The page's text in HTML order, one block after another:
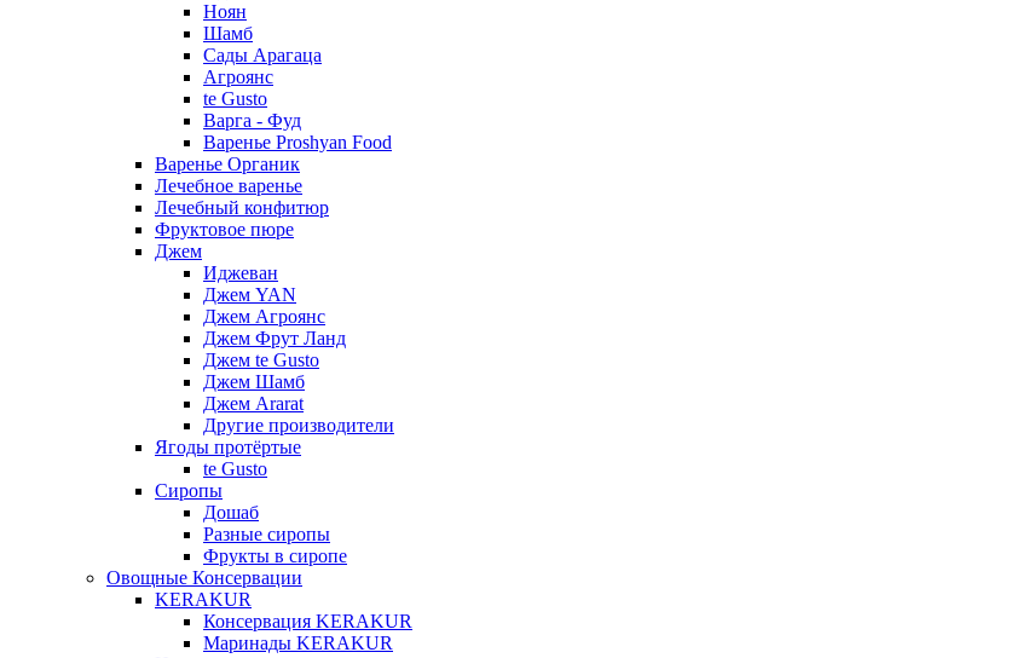
Ноян
Шамб
Сады Арагаца
Агроянс
te Gusto
Варга - Фуд
Варенье Proshyan Food
Варенье Органик
Лечебное варенье
Лечебный конфитюр
Фруктовое пюре
Джем
Иджеван
Джем YAN
Джем Агроянс
Джем Фрут Ланд
Джем te Gusto
Джем Шамб
Джем Ararat
Другие производители
Ягоды протёртые
te Gusto
Сиропы
Дошаб
Разные сиропы
Фрукты в сиропе
Овощные Консервации
KERAKUR
Консервация KERAKUR
Маринады KERAKUR